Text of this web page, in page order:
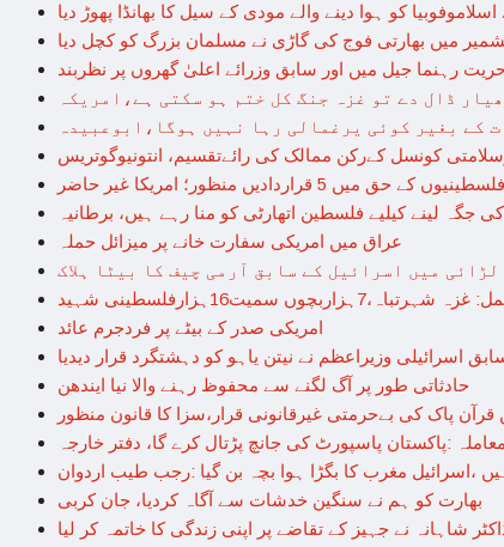
اسلاموفوبیا کو ہوا دینے والے مودی کے سیل کا بھانڈا پھوڑ دیا
میں بھارتی فوج کی گاڑی نے مسلمان بزرگ کو کچل دیا
رہنما جیل میں اور سابق وزرائے اعلیٰ گھروں پر نظربند
ڈال دے تو غزہ جنگ کل ختم ہو سکتی ہے،امریکہ
کے بغیر کوئی یرغمالی رہا نہیں ہوگا،ابوعبیدہ
کونسل کےرکن ممالک کی رائےتقسیم، انتونیوگوتریس
میں 5 قراردادیں منظور؛ امریکا غیر حاضر
لینے کیلیے فلسطین اتھارٹی کو منا رہے ہیں، برطانیہ
عراق میں امریکی سفارت خانے پر میزائل حملہ
میں اسرائیل کے سابق آرمی چیف کا بیٹا ہلاک
امریکی صدر کے بیٹے پر فردجرم عائد
اسرائیلی وزیراعظم نے نیتن یاہو کو دہشتگرد قرار دیدیا
حادثاتی طور پر آگ لگنے سے محفوظ رہنے والا نیا ایندھن
قرآن پاک کی بےحرمتی غیرقانونی قرار،سزا کا قانون منظور
:پاکستان پاسپورٹ کی جانچ پڑتال کرے گا، دفتر خارجہ
،اسرائیل مغرب کا بگڑا ہوا بچہ بن گیا :رجب طیب اردوان
بھارت کو ہم نے سنگین خدشات سے آگاہ کردیا، جان کربی